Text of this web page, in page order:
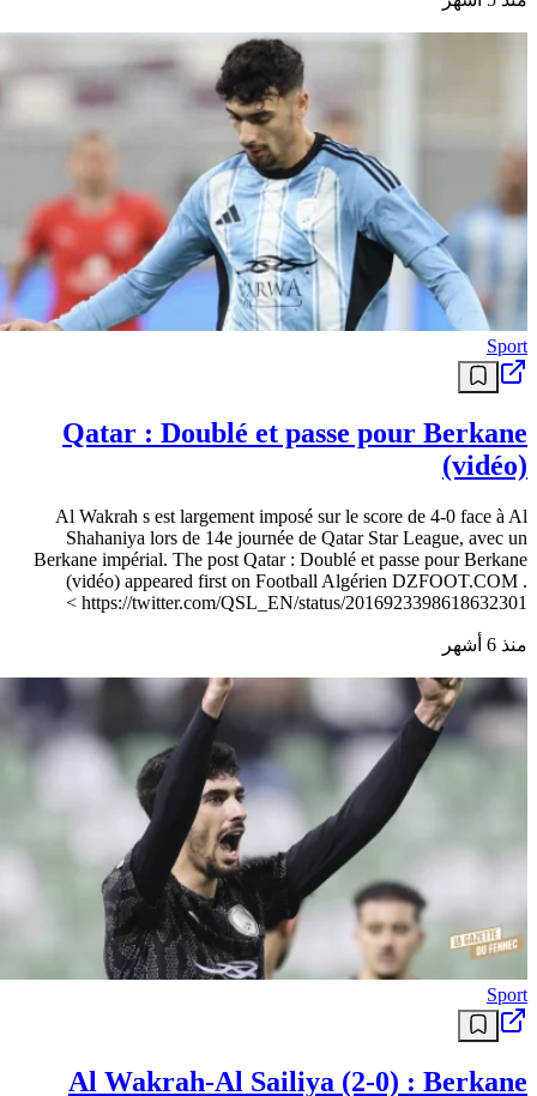
Sport
Qatar : Doublé et passe pour Berkane
(vidéo)
Al Wakrah s est largement imposé sur le score de 4-0 face à Al
Shahaniya lors de 14e journée de Qatar Star League, avec un
Berkane impérial. The post Qatar : Doublé et passe pour Berkane
(vidéo) appeared first on Football Algérien DZFOOT.COM .
https://twitter.com/QSL_EN/status/2016923398618632301 >
منذ 6 أشهر
Sport
Al Wakrah-Al Sailiya (2-0) : Berkane